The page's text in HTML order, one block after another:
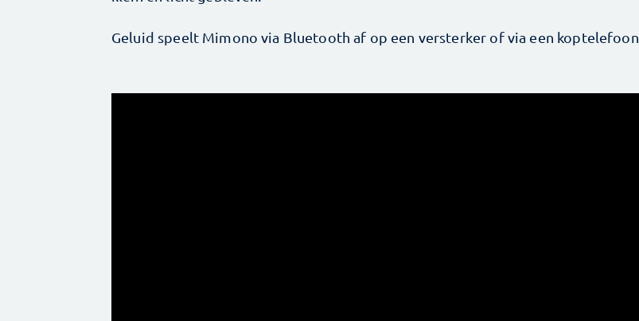
Geluid speelt Mimono via Bluetooth af op een versterker of via een koptelefoon.